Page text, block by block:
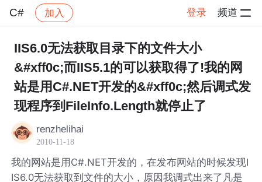
C# 加入 登录 频道
社区 C# 帖子详情
IIS6.0无法获取目录下的文件大小
&#xff0c;而IIS5.1的可以获取得了!我的网
站是用C#.NET开发的&#xff0c;然后调式发
现程序到FileInfo.Length就停止了
renzhelihai
2010-11-18
我的网站是用C#.NET开发的，在发布网站的时候发现I
IS6.0无法获取到文件的大小，原因我调式出来了凡是